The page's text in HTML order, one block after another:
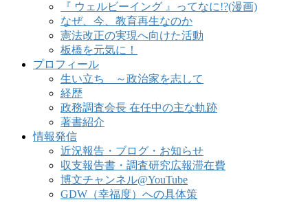
『 ウェルビーイング 』ってなに!?(漫画)
なぜ、今、教育再生なのか
憲法改正の実現へ向けた活動
板橋を元気に！
プロフィール
生い立ち ～政治家を志して
経歴
政務調査会長 在任中の主な軌跡
著書紹介
情報発信
近況報告・ブログ・お知らせ
収支報告書・調査研究広報滞在費
博文チャンネル@YouTube
GDW（幸福度）への具体策